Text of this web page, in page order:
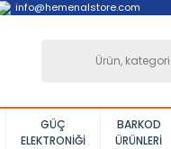
info@hemenalstore.com
GÜÇ
ELEKTRONIĞI
BARKOD
ÜRÜNLERI